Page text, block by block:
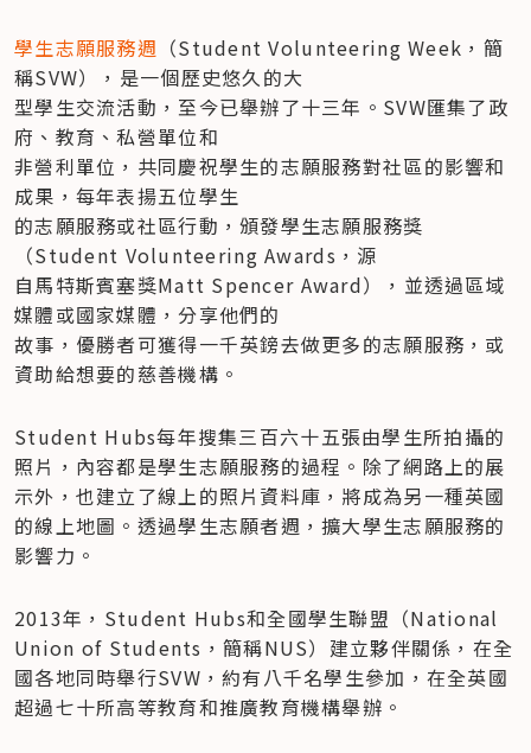
學生志願服務週 （Student Volunteering Week，簡
稱SVW），是一個歷史悠久的大
型學生交流活動，至今已舉辦了十三年。SVW匯集了政
府、教育、私營單位和
非營利單位，共同慶祝學生的志願服務對社區的影響和
成果，每年表揚五位學生
的志願服務或社區行動，頒發學生志願服務獎
（Student Volunteering Awards，源
自馬特斯賓塞獎Matt Spencer Award），並透過區域
媒體或國家媒體，分享他們的
故事，優勝者可獲得一千英鎊去做更多的志願服務，或
資助給想要的慈善機構。
Student Hubs每年搜集三百六十五張由學生所拍攝的
照片，內容都是學生志願服務的過程。除了網路上的展
示外，也建立了線上的照片資料庫，將成為另一種英國
的線上地圖。透過學生志願者週，擴大學生志願服務的
影響力。
2013年，Student Hubs和全國學生聯盟（National
Union of Students，簡稱NUS）建立夥伴關係，在全
國各地同時舉行SVW，約有八千名學生參加，在全英國
超過七十所高等教育和推廣教育機構舉辦。